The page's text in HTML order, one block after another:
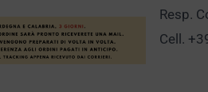
Resp.
Cell.